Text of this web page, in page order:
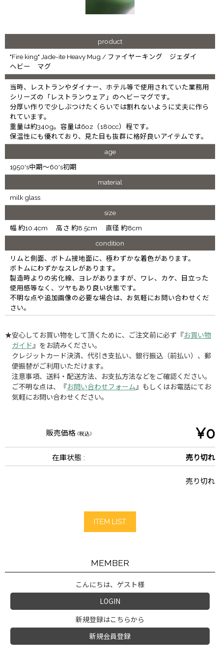
product
"Fire king" Jade-ite Heavy Mug / ファイヤーキング ジェダイ
ヘビー マグ
当時、レストランやダイナー、ホテル等で使用されていた業務用
シリーズの「レストランウェア」のヘビーマグです。
分厚い作りで少しぶつけたくらいでは割れないように丈夫に作ら
れています。
重量は約340g。容量は6oz（180cc）程です。
保温性にも優れており、見た目も抜群に格好良いアイテムです。
age
1950's中期～60's初期
material
milk glass
size
幅 約10.4cm 高さ 約8.5cm 直径 約8cm
condition
リムと側面、ボトム接地面に、極わずかな着色があります。
ボトムにわずかなスレがあります。
製造時よりの劣化線、ヨレがありますが、ワレ、カケ、目立った
使用感等なく、ツヤもあり良い状態です。
不明な点や追加画像の必要な場合は、お気軽にお問い合わせくだ
さい。
★安心してお買い物をして頂くために、ご注文前に必ず『お買い物
ガイド 』をお読みください。
クレジットカード決済、代引き支払い、銀行振込（前払い）、郵
便振替がご利用いただけます。
注意事項、送料・配送方法、お支払方法などをご確認ください。
ご不明な点は、『お問い合わせフォーム 』もしくはお電話にてお
気軽にお問い合わせください。
販売価格 (税込) ¥0
在庫状態 : 売り切れ
売り切れ
ITEM LIST
MEMBER
こんにちは、ゲスト様
LOGIN
新規登録はこちらから
新規会員登録